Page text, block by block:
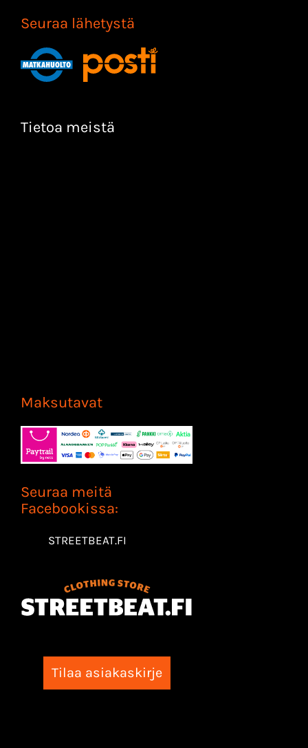
Seuraa lähetystä
Tietoa meistä
Maksutavat
Seuraa meitä
Facebookissa:
STREETBEAT.FI